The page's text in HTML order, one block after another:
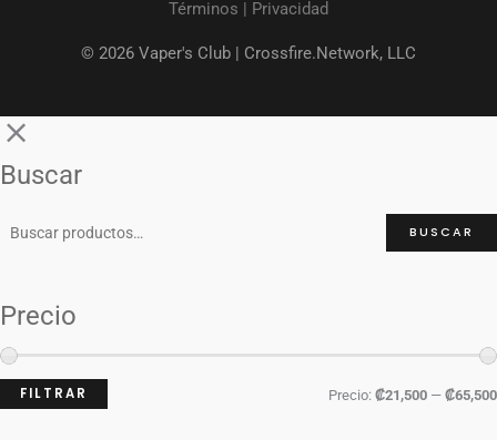
Términos | Privacidad
© 2026 Vaper's Club | Crossfire.Network, LLC
Buscar
BUSCAR
Precio
FILTRAR Precio: ₡21,500 — ₡65,500